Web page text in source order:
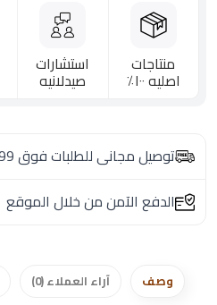
منتاجات
اصليه ١٠٠٪؜
استشارات
صيدلانيه
توصيل مجانى للطلبات فوق 999
الدفع الآمن من خلال الموقع
وصف آراء العملاء (0)